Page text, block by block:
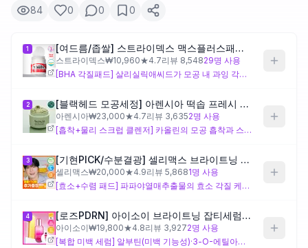
Login
84 0 0 0
1 [여드름/좁쌀] 스트라이덱스 맥스플러스패드 55매
스트라이덱스₩10,960★4.7리뷰 8,54829명 사용
[BHA 각질패드] 살리실릭애씨드가 모공 내 과잉 각질과 피지를 화학적으로 용해하는 설계로, 좁쌀·비립성 여드름이 있는 피부의 각질 관리에 적합하게 구성되어 있습니다. 다만 멘톨·향료·헥실신남알 등 자극 가능성이 있는 성분이 포함되어 있어, 민감성 피부라면 첫 사용 시 반응을 살피며 사용 빈도를 조절하는 것이 좋습니다.
2 [블랙헤드 모공세정] 아렌시아 떡솝 프레시 그린 클렌저 120g
아렌시아₩23,000★4.7리뷰 3,6352명 사용
[흡착+물리 스크럽 클렌저] 카올린의 모공 흡착과 스위트아몬드씨드케이크·쌀가루의 물리적 마찰을 결합해 블랙헤드·피지 제거에 집중된 설계이며, 이세티오네이트 계열 계면활성제로 세정 자극을 낮추려는 의도가 보입니다. 민감성·트러블성 피부는 물리적 마찰이 염증을 악화시킬 수 있어 사용 빈도와 압력 조절이 필요합니다.
3 [기현PICK/수분결광] 셀리맥스 브라이트닝 모공잡티패드 기획 (40매+10매)
셀리맥스₩20,000★4.9리뷰 5,8681명 사용
[효소+수렴 패드] 파파야열매추출물의 효소 각질 케어와 트라넥사믹애씨드의 잡티·모공 수렴 설계로, AHA/BHA 산 계열 없이 구성되어 민감성·트러블성 복합 피부에도 비교적 접근하기 수월한 편입니다. 잡티와 모공을 함께 다루되 산 성분에 예민한 경우에 맞는 구성입니다.
4 [로즈PDRN] 아이소이 브라이트닝 잡티세럼 20ml 기획 (+3ml)
아이소이₩19,800★4.8리뷰 3,9272명 사용
[복합 미백 세럼] 알부틴(미백 기능성)·3-O-에틸아스코빅애씨드(비타민C 유도체)·나이아신아마이드의 삼중 미백 접근으로 잡티 케어에 집중된 설계이며, 소듐디엔에이(PDRN)와 알란토인으로 회복 의도도 포함되어 있습니다. 다마스크장미오일과 향 성분이 함유되어 있어 향료에 민감하거나 트러블이 활성화된 상태라면 자극 여부를 먼저 확인하는 것이 좋습니다.